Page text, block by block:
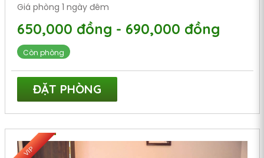
Giá phòng 1 ngày đêm
650,000 đồng - 690,000 đồng
Còn phòng
ĐẶT PHÒNG
VIP